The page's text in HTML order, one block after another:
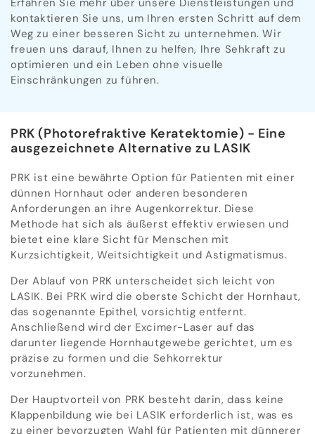
Erfahren Sie mehr über unsere Dienstleistungen und
kontaktieren Sie uns, um Ihren ersten Schritt auf dem
Weg zu einer besseren Sicht zu unternehmen. Wir
freuen uns darauf, Ihnen zu helfen, Ihre Sehkraft zu
optimieren und ein Leben ohne visuelle
Einschränkungen zu führen.
PRK (Photorefraktive Keratektomie) - Eine
ausgezeichnete Alternative zu LASIK
PRK ist eine bewährte Option für Patienten mit einer
dünnen Hornhaut oder anderen besonderen
Anforderungen an ihre Augenkorrektur. Diese
Methode hat sich als äußerst effektiv erwiesen und
bietet eine klare Sicht für Menschen mit
Kurzsichtigkeit, Weitsichtigkeit und Astigmatismus.
Der Ablauf von PRK unterscheidet sich leicht von
LASIK. Bei PRK wird die oberste Schicht der Hornhaut,
das sogenannte Epithel, vorsichtig entfernt.
Anschließend wird der Excimer-Laser auf das
darunter liegende Hornhautgewebe gerichtet, um es
präzise zu formen und die Sehkorrektur
vorzunehmen.
Der Hauptvorteil von PRK besteht darin, dass keine
Klappenbildung wie bei LASIK erforderlich ist, was es
zu einer bevorzugten Wahl für Patienten mit dünnerer